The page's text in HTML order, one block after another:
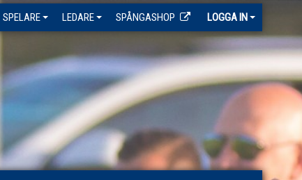
SPELARE LEDARE SPÅNGASHOP LOGGA IN